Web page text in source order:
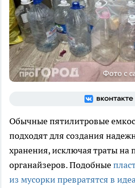
Фото с
Обычные пятилитровые
подходят для создания
хранения, исключая траты на
органайзеров. Подобные
из мусорки превратятся в